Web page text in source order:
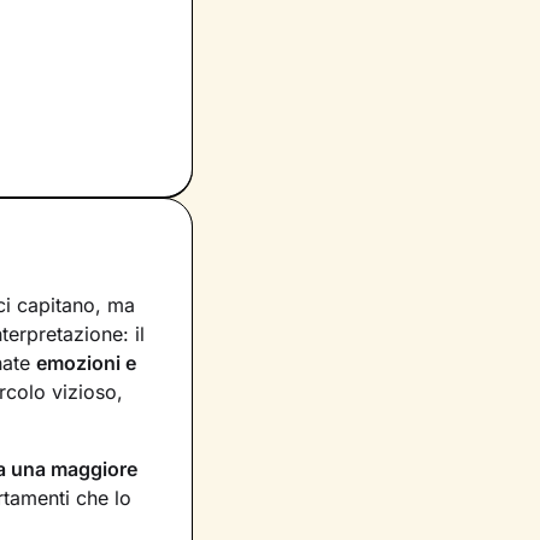
capitano, ma
il
emozioni e
vizioso,
una maggiore
che lo